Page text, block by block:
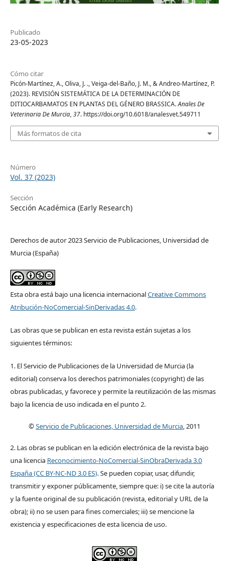
Publicado
23-05-2023
Cómo citar
Picón-Martínez, A., Oliva, J. ., Veiga-del-Baño, J. M., & Andreo-Martínez, P.
(2023). REVISIÓN SISTEMÁTICA DE LA DETERMINACIÓN DE
DITIOCARBAMATOS EN PLANTAS DEL GÉNERO BRASSICA.Anales De
Veterinaria De Murcia,37. https://doi.org/10.6018/analesvet.549711
Más formatos de cita
Número
Vol. 37 (2023)
Sección
Sección Académica (Early Research)
Derechos de autor 2023 Servicio de Publicaciones, Universidad de
Murcia (España)
Esta obra está bajo una licencia internacionalCreative Commons
Atribución-NoComercial-SinDerivadas 4.0.
Las obras que se publican en esta revista están sujetas a los
siguientes términos:
1. El Servicio de Publicaciones de la Universidad de Murcia (la
editorial) conserva los derechos patrimoniales (copyright) de las
obras publicadas, y favorece y permite la reutilización de las mismas
bajo la licencia de uso indicada en el punto 2.
©Servicio de Publicaciones, Universidad de Murcia, 2011
2. Las obras se publican en la edición electrónica de la revista bajo
una licencia Reconocimiento-NoComercial-SinObraDerivada 3.0
España (CC BY-NC-ND 3.0 ES). Se pueden copiar, usar, difundir,
transmitir y exponer públicamente, siempre que: i) se cite la autoría
y la fuente original de su publicación (revista, editorial y URL de la
obra); ii) no se usen para fines comerciales; iii) se mencione la
existencia y especificaciones de esta licencia de uso.